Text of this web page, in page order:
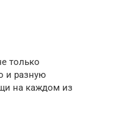
только
и разную
на каждом из